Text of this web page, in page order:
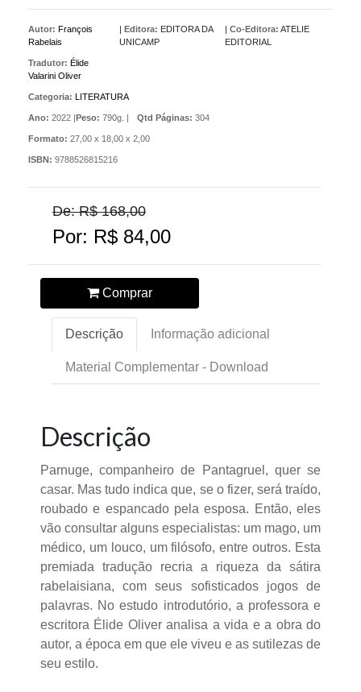
Autor: François
Rabelais
Tradutor: Élide
Valarini Oliver
|Editora: EDITORA DA
UNICAMP
|Co-Editora: ATELIE
EDITORIAL
Categoria: LITERATURA
Ano: 2022 |Peso: 790g. | Qtd Páginas: 304
Formato: 27,00 x 18,00 x 2,00
ISBN: 9788526815216
De: R$ 168,00
Por: R$ 84,00
Comprar
Descrição Informação adicional
Material Complementar - Download
Descrição
Parnuge, companheiro de Pantagruel, quer se
casar. Mas tudo indica que, se o fizer, será traído,
roubado e espancado pela esposa. Então, eles
vão consultar alguns especialistas: um mago, um
médico, um louco, um filósofo, entre outros. Esta
premiada tradução recria a riqueza da sátira
rabelaisiana, com seus sofisticados jogos de
palavras. No estudo introdutório, a professora e
escritora Élide Oliver analisa a vida e a obra do
autor, a época em que ele viveu e as sutilezas de
seu estilo.